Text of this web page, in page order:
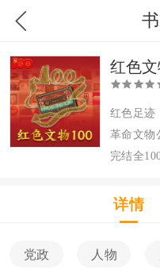
红色文
红色足迹
革命文物
完结全
详情
党政 人物